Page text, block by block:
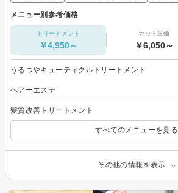
メニュー別参考価格
トリートメント
￥4,950～
カット単価
￥6,050～
うるつやキューティクルトリートメント
ヘアーエステ
髪質改善トリートメント
すべてのメニューを見る
その他の情報を表示